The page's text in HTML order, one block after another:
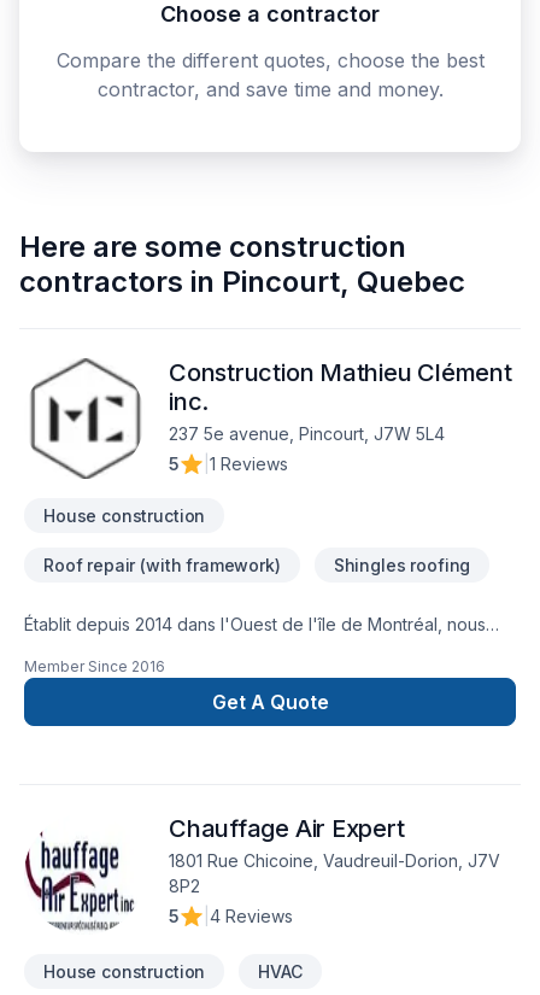
Choose a contractor
Compare the different quotes, choose the best
contractor, and save time and money.
Here are some construction
contractors in Pincourt, Quebec
Construction Mathieu Clément
inc.
237 5e avenue, Pincourt, J7W 5L4
5
1 Reviews
House construction
Roof repair (with framework) Shingles roofing
Établit depuis 2014 dans l'Ouest de l'île de Montréal, nous
réfection de votre toiture. Contactez moi pour une
soumission gratuite pour la réfection de votre toiture en
bardeaux d'asphalte !!!
Member Since 2016
Get A Quote
Chauffage Air Expert
1801 Rue Chicoine, Vaudreuil-Dorion, J7V
8P2
5
4 Reviews
House construction HVAC